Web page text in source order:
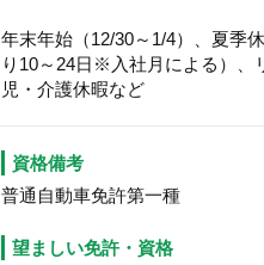
年末年始（12/30～1/4）、夏季
り10～24日※入社月による）、
児・介護休暇など
資格備考
普通自動車免許第一種
望ましい免許・資格